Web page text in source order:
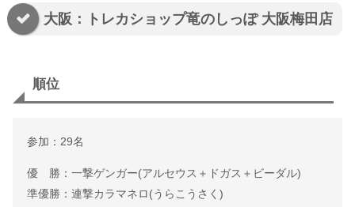
大阪：トレカショップ竜のしっぽ 大阪梅田店
順位
参加：29名
優 勝：一撃ゲンガー(アルセウス＋ドガス＋ビーダル)
準優勝：連撃カラマネロ(うらこうさく)